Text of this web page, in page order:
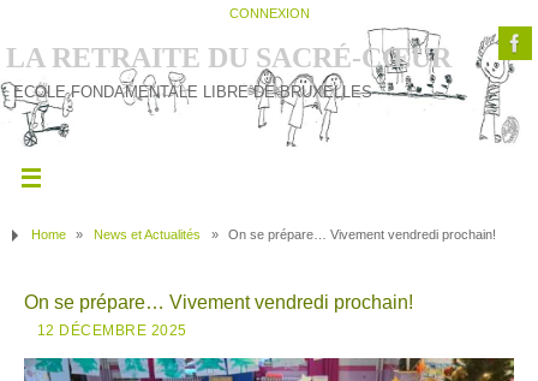
CONNEXION
LA RETRAITE DU SACRÉ-CŒUR
ECOLE FONDAMENTALE LIBRE DE BRUXELLES
Home » News et Actualités » On se prépare… Vivement vendredi prochain!
On se prépare… Vivement vendredi prochain!
12 DÉCEMBRE 2025